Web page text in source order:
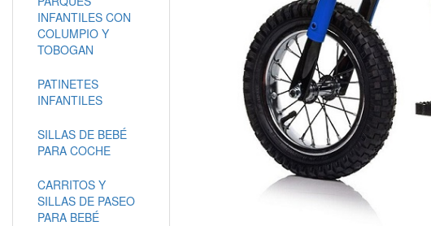
INFANTILES CON
COLUMPIO Y
TOBOGAN
PATINETES
INFANTILES
SILLAS DE BEBÉ
PARA COCHE
CARRITOS Y
SILLAS DE PASEO
PARA BEBÉ